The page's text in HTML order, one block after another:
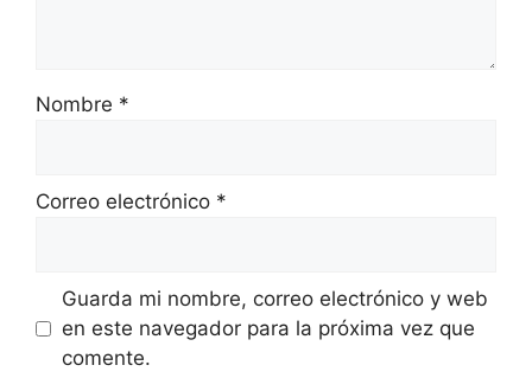
Nombre *
Correo electrónico *
Guarda mi nombre, correo electrónico y web
en este navegador para la próxima vez que
comente.